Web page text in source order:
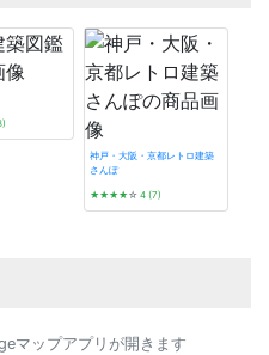
神戸・大阪・京都レトロ建築
さんぽ
★★★★☆ 4 (7)
マップアプリが開きます